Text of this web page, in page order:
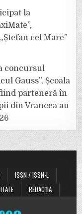
la
cel Mare”
concursul
Gauss”, Școala
parteneră în
din Vrancea au
ISSN / ISSN-L
REDACȚIA